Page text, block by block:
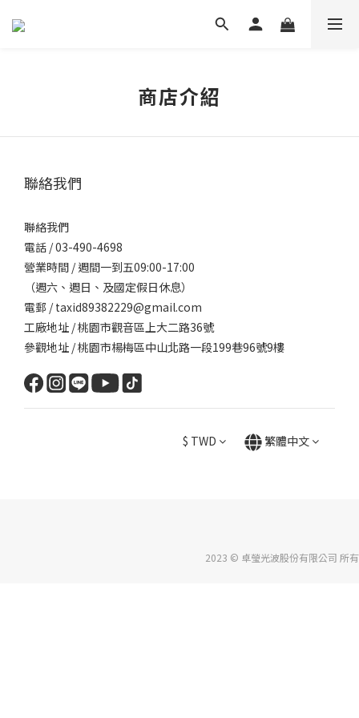
商店介紹
聯絡我們
聯絡我們
電話 / 03-490-4698
營業時間 / 週間一到五09:00-17:00
（週六、週日、及國定假日休息）
電郵 / taxid89382229@gmail.com
工廠地址 / 桃園市觀音區上大二路36號
參觀地址 / 桃園市楊梅區中山北路一段199巷96號9樓
$ TWD 繁體中文
2023 © 卓瑩光波股份有限公司 所有